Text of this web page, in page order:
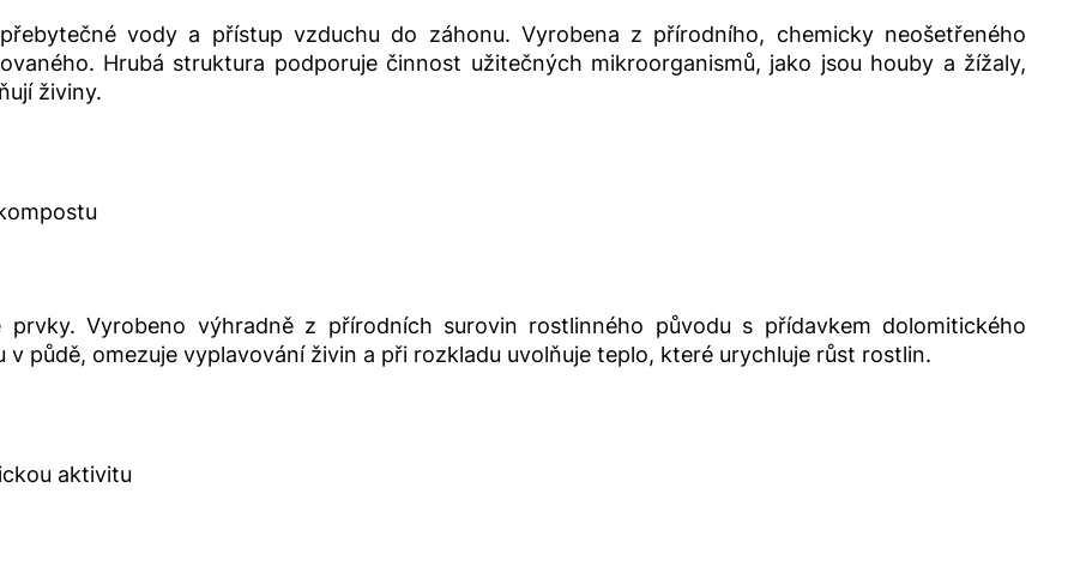
vody a přístup vzduchu do záhonu. Vyrobena z přírodního, chemicky neošetřeného
Hrubá struktura podporuje činnost užitečných mikroorganismů, jako jsou houby a žížaly,
živiny.
Vyrobeno výhradně z přírodních surovin rostlinného původu s přídavkem dolomitického
půdě, omezuje vyplavování živin a při rozkladu uvolňuje teplo, které urychluje růst rostlin.
aktivitu